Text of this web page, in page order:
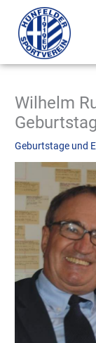
Inhalt
springen
Wilhelm
Geburtstag
Geburtstage und